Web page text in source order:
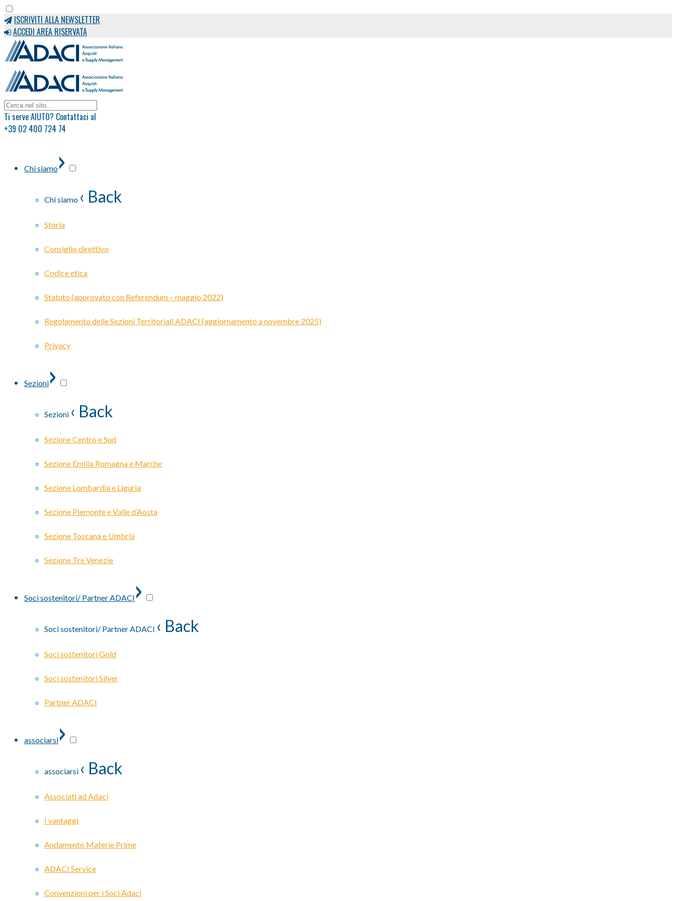
ISCRIVITI ALLA NEWSLETTER
ACCEDI AREA RISERVATA
Ti serve AIUTO? Contattaci al
+39 02 400 724 74
Chi siamo›
Chi siamo ‹ Back
Storia
Consiglio direttivo
Codice etica
Statuto (approvato con Referendum – maggio 2022)
Regolamento delle Sezioni Territoriali ADACI (aggiornamento a novembre 2025)
Privacy
Sezioni›
Sezioni ‹ Back
Sezione Centro e Sud
Sezione Emilia Romagna e Marche
Sezione Lombardia e Liguria
Sezione Piemonte e Valle d’Aosta
Sezione Toscana e Umbria
Sezione Tre Venezie
Soci sostenitori/ Partner ADACI ›
Soci sostenitori/ Partner ADACI ‹ Back
Soci sostenitori Gold
Soci sostenitori Silver
Partner ADACI
associarsi›
associarsi ‹ Back
Associati ad Adaci
I vantaggi
Andamento Materie Prime
ADACI Service
Convenzioni per i Soci Adaci